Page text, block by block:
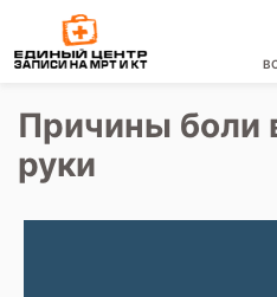
Причины боли
руки